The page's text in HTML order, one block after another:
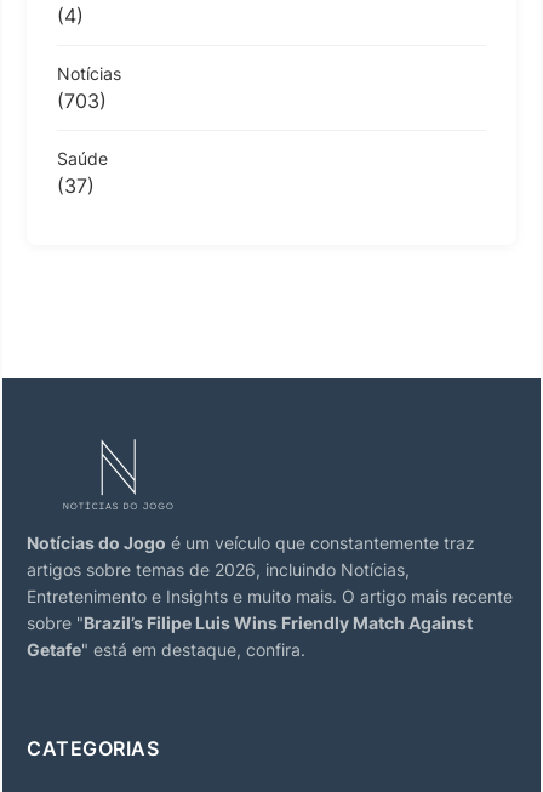
(4)
Notícias
(703)
Saúde
(37)
Notícias do Jogo é um veículo que constantemente traz
artigos sobre temas de 2026, incluindo Notícias,
Entretenimento e Insights e muito mais. O artigo mais recente
sobre "Brazil’s Filipe Luis Wins Friendly Match Against
Getafe" está em destaque, confira.
CATEGORIAS